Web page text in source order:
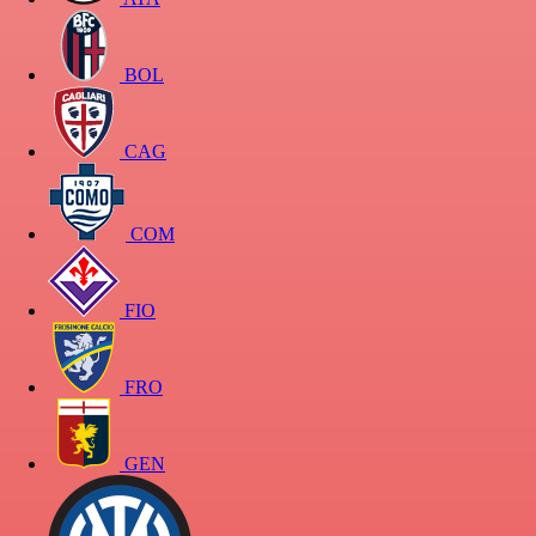
BOL
CAG
COM
FIO
FRO
GEN